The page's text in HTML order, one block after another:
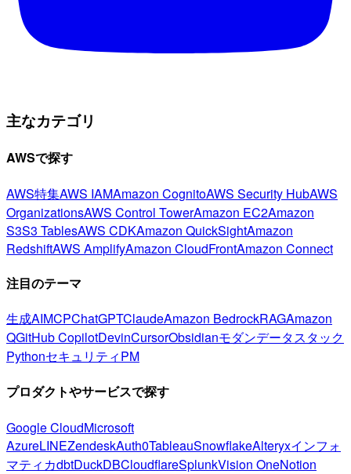
主なカテゴリ
AWSで探す
AWS特集AWS IAMAmazon CognitoAWS Security HubAWS
OrganizationsAWS Control TowerAmazon EC2Amazon
S3S3 TablesAWS CDKAmazon QuickSightAmazon
RedshiftAWS AmplifyAmazon CloudFrontAmazon Connect
注目のテーマ
生成AIMCPChatGPTClaudeAmazon BedrockRAGAmazon
QGitHub CopilotDevinCursorObsidianモダンデータスタック
PythonセキュリティPM
プロダクトやサービスで探す
Google CloudMicrosoft
AzureLINEZendeskAuth0TableauSnowflakeAlteryxインフォ
マティカdbtDuckDBCloudflareSplunkVision OneNotion